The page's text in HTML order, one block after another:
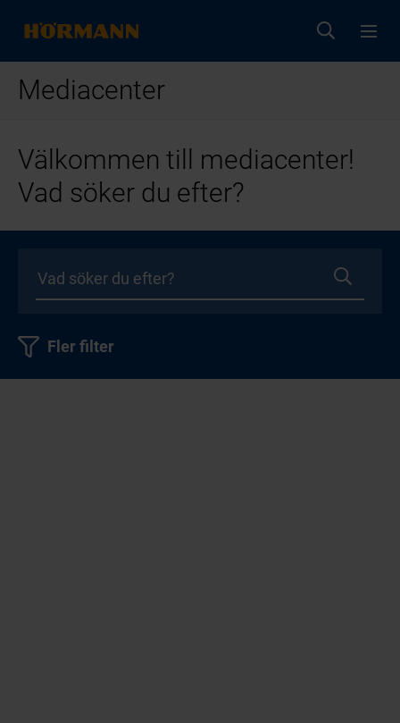
Mediacenter
Välkommen till mediacenter!
Vad söker du efter?
Fler filter